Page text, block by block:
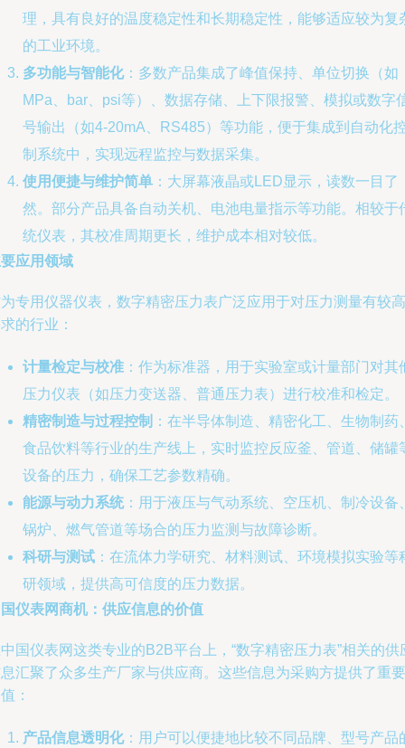
理，具有良好的温度稳定性和长期稳定性，能够适应较为复
的工业环境。
多功能与智能化：多数产品集成了峰值保持、单位切换（如
MPa、bar、psi等）、数据存储、上下限报警、模拟或数字
号输出（如4-20mA、RS485）等功能，便于集成到自动化
制系统中，实现远程监控与数据采集。
使用便捷与维护简单 ：大屏幕液晶或LED显示，读数一目了
然。部分产品具备自动关机、电池电量指示等功能。相较于
统仪表，其校准周期更长，维护成本相对较低。
应用领域
专用仪器仪表，数字精密压力表广泛应用于对压力测量有较高
的行业：
计量检定与校准 ：作为标准器，用于实验室或计量部门对其
压力仪表（如压力变送器、普通压力表）进行校准和检定。
精密制造与过程控制 ：在半导体制造、精密化工、生物制药
食品饮料等行业的生产线上，实时监控反应釜、管道、储罐
设备的压力，确保工艺参数精确。
能源与动力系统：用于液压与气动系统、空压机、制冷设备
锅炉、燃气管道等场合的压力监测与故障诊断。
科研与测试 ：在流体力学研究、材料测试、环境模拟实验等
研领域，提供高可信度的压力数据。
仪表网商机：供应信息的价值
国仪表网这类专业的B2B平台上，“数字精密压力表”相关的供
汇聚了众多生产厂家与供应商。这些信息为采购方提供了重要
：
产品信息透明化：用户可以便捷地比较不同品牌、型号产品